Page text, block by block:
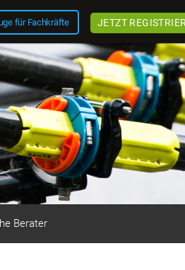
für Fachkräfte JETZT
Berater